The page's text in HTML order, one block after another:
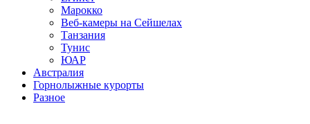
Марокко
Веб-камеры на Сейшелах
Танзания
Тунис
ЮАР
Австралия
Горнолыжные курорты
Разное